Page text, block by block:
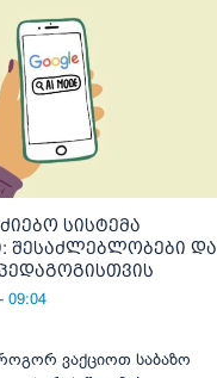
სისტემა
შესაძლებლობები და
09:04
ვაქციოთ საბაზო